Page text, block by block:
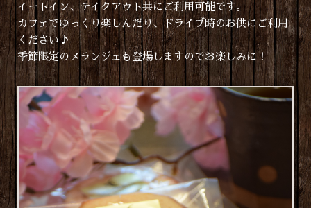
イートイン、テイクアウト共にご利用可能です。
カフェでゆっくり楽しんだり、ドライブ時のお供にご利用
ください♪
季節限定のメランジェも登場しますのでお楽しみに！